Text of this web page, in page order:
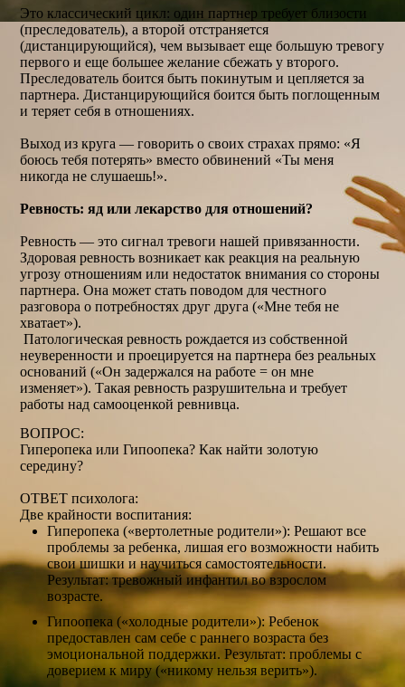
Это классический цикл: один партнер требует близости
(преследователь), а второй отстраняется
(дистанцирующийся), чем вызывает еще большую тревогу
первого и еще большее желание сбежать у второго.
Преследователь боится быть покинутым и цепляется за
партнера. Дистанцирующийся боится быть поглощенным
и теряет себя в отношениях.
Выход из круга — говорить о своих страхах прямо: «Я
боюсь тебя потерять» вместо обвинений «Ты меня
никогда не слушаешь!».
Ревность: яд или лекарство для отношений?
Ревность — это сигнал тревоги нашей привязанности.
Здоровая ревность возникает как реакция на реальную
угрозу отношениям или недостаток внимания со стороны
партнера. Она может стать поводом для честного
разговора о потребностях друг друга («Мне тебя не
хватает»).
Патологическая ревность рождается из собственной
неуверенности и проецируется на партнера без реальных
оснований («Он задержался на работе = он мне
изменяет»). Такая ревность разрушительна и требует
работы над самооценкой ревнивца.
ВОПРОС:
Гиперопека или Гипоопека? Как найти золотую
середину?
ОТВЕТ психолога:
Две крайности воспитания:
Гиперопека («вертолетные родители»): Решают все
проблемы за ребенка, лишая его возможности набить
свои шишки и научиться самостоятельности.
Результат: тревожный инфантил во взрослом
возрасте.
Гипоопека («холодные родители»): Ребенок
предоставлен сам себе с раннего возраста без
эмоциональной поддержки. Результат: проблемы с
доверием к миру («никому нельзя верить»).